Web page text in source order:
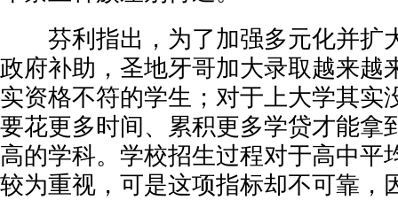
芬利指出，为了加强多元化并扩
政府补助，圣地牙哥加大录取越来越
实资格不符的学生；对于上大学其实
要花更多时间、累积更多学贷才能拿
高的学科。学校招生过程对于高中平
较为重视，可是这项指标却不可靠，